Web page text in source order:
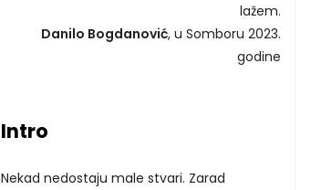
lažem.
Danilo Bogdanović, u Somboru 2023.
godine
Intro
Nekad nedostaju male stvari. Zarad